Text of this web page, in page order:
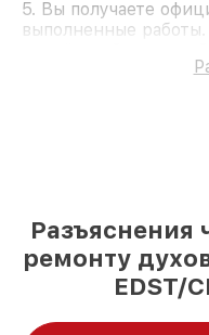
5. Вы получаете
выполненные
Разъяснения
ремонту
EDST/